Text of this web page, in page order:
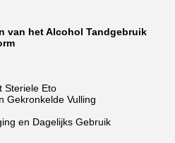
van het Alcohol Tandgebruik
Steriele Eto
Gekronkelde Vulling
en Dagelijks Gebruik